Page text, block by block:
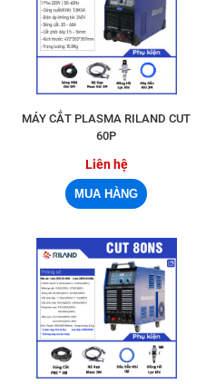
MÁY CẮT PLASMA RILAND CUT
60P
Liên hệ